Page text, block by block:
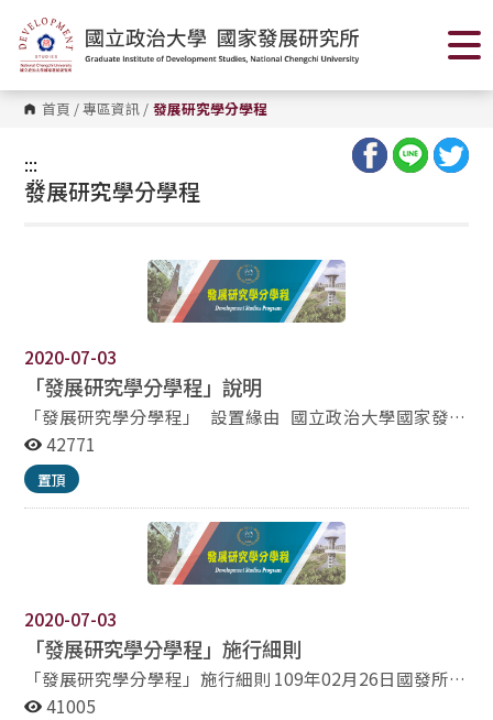
到
主
要
內
容
區 首頁 /專區資訊 / 發展研究學分學程
:::
:::
發展研究學分學程
2020-07-03
「發展研究學分學程」說明
「發展研究學分學程」 設置緣由 國立政治大學國家發展
研究所（Graduate Institute of Development Studies,
NCCU）為培養關注國家與國際發展議題並對相關研究有
興趣的未來人才，設置「發展研究學分學程」
（Development Studies Program），提供涵蓋政治發
展、社會發展、經濟發展、永續發展、國際發展與發展援
助之中英文授課相關課程，期能讓學生透過跨領域知識與
實務學習，成為促進國家與國際發展之重要人才。 修讀
資格 本學程招收本校學士班三、四年級或碩士班學生。
每學年招收20名。（參見「施行細則」） 採申請制，申
請者於規定時程內繳交修讀申請表（如下方檔案）及相關
資料，送交本學程委員會審議通過始得正式修習。 申請
期間 上學期：8月1日至 8月31日 下學期：12月1日至
42771
置頂
2020-07-03
「發展研究學分學程」施行細則
「發展研究學分學程」施行細則 109年02月26日國發所
108-2第1次所務會議通過 109年03月27日社科院 第24次
41005